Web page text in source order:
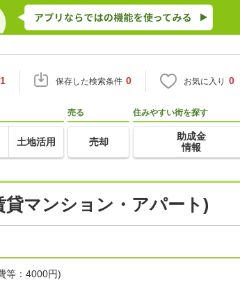
1 保存した検索条件 0 お気に入り 0
土地活用
売る
売却
住みやすい街を探す
助成金
情報
貸マンション・アパート)
：4000円)